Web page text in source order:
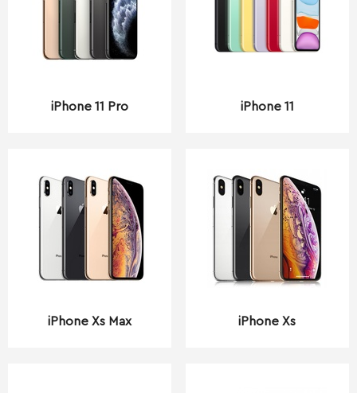
iPhone 11 Pro iPhone 11
iPhone Xs Max iPhone Xs